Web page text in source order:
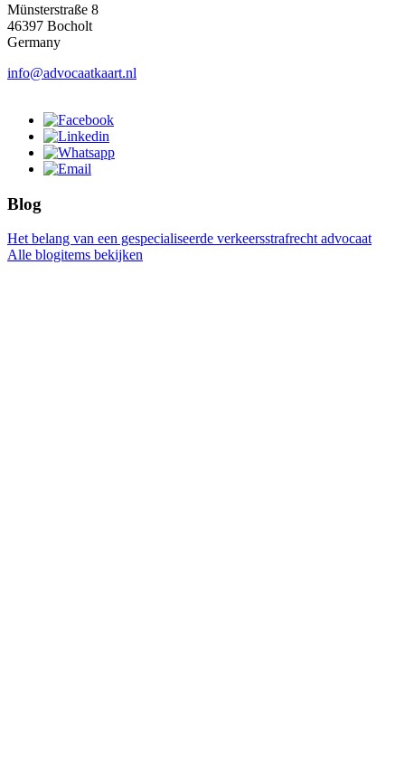
Münsterstraße 8
46397 Bocholt
Germany
info@advocaatkaart.nl
Blog
Het belang van een gespecialiseerde verkeersstrafrecht advocaat
Alle blogitems bekijken